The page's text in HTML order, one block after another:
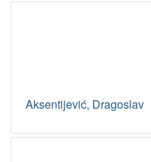
Aksentijević, Dragoslav